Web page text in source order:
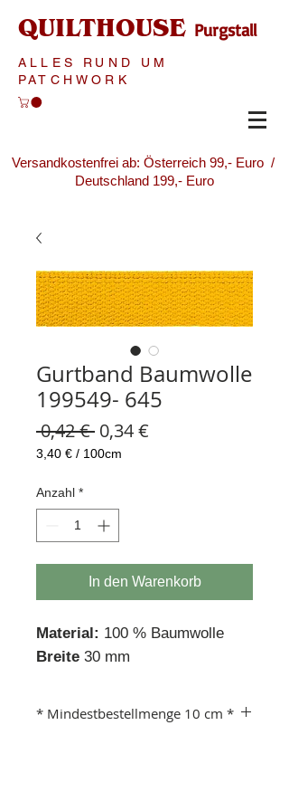
QUILTHOUSE Purgstall
ALLES RUND UM
PATCHWORK
Versandkostenfrei ab: Österreich 99,- Euro /
Deutschland 199,- Euro
Gurtband Baumwolle
199549- 645
0,42 € Standardpreis
0,34 €
3,40 € / 100cm
pro
Zentimeter
Anzahl *
In den Warenkorb
Material: 100 % Baumwolle
Breite 30 mm
* Mindestbestellmenge 10 cm *